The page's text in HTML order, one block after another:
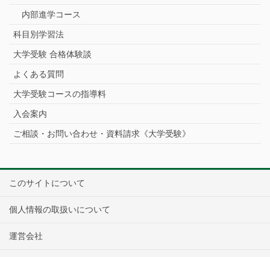
内部進学コース
科目別学習法
大学受験 合格体験談
よくある質問
大学受験コースの指導料
入会案内
ご相談・お問い合わせ・資料請求《大学受験》
このサイトについて
個人情報の取扱いについて
運営会社